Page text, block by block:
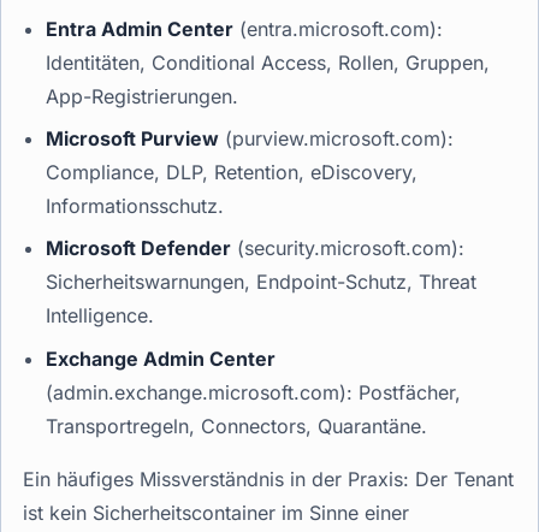
Entra Admin Center (entra.microsoft.com):
Identitäten, Conditional Access, Rollen, Gruppen,
App-Registrierungen.
Microsoft Purview (purview.microsoft.com):
Compliance, DLP, Retention, eDiscovery,
Informationsschutz.
Microsoft Defender (security.microsoft.com):
Sicherheitswarnungen, Endpoint-Schutz, Threat
Intelligence.
Exchange Admin Center
(admin.exchange.microsoft.com): Postfächer,
Transportregeln, Connectors, Quarantäne.
Ein häufiges Missverständnis in der Praxis: Der Tenant
ist kein Sicherheitscontainer im Sinne einer